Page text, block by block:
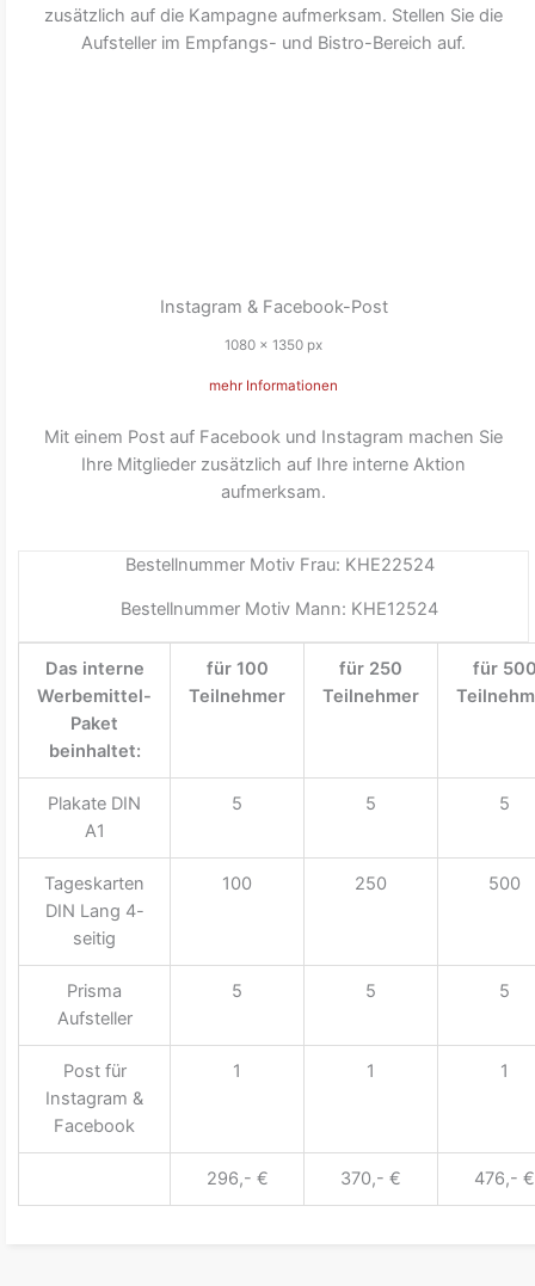
zusätzlich auf die Kampagne aufmerksam. Stellen Sie die
Aufsteller im Empfangs- und Bistro-Bereich auf.
Instagram & Facebook-Post
1080 x 1350 px
mehr Informationen
Mit einem Post auf Facebook und Instagram machen Sie
Ihre Mitglieder zusätzlich auf Ihre interne Aktion
aufmerksam.
Bestellnummer Motiv Frau: KHE22524
Bestellnummer Motiv Mann: KHE12524
Das interne
Werbemittel-
Paket
beinhaltet:
für 100
Teilnehmer
für 250
Teilnehmer
für
Plakate DIN
A1
5 5 5
Tageskarten
DIN Lang 4-
seitig
100 250 500
Prisma
Aufsteller
5 5 5
Post für
Instagram &
Facebook
1 1 1
296,- € 370,- € 476,- €